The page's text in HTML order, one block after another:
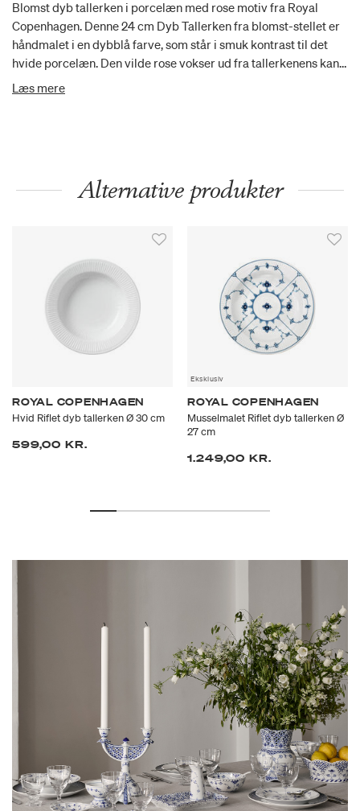
Blomst dyb tallerken i porcelæn med rose motiv fra Royal
Copenhagen. Denne 24 cm Dyb Tallerken fra blomst-stellet er
håndmalet i en dybblå farve, som står i smuk kontrast til det
hvide porcelæn. Den vilde rose vokser ud fra tallerkenens kant
med sine stikkende torne og delikate blomster, der nærmest
Læs mere
Alternative produkter
ROYAL COPENHAGEN
Hvid Riflet dyb tallerken Ø 30 cm
599,00 KR.
Eksklusiv
ROYAL COPENHAGEN
Musselmalet Riflet dyb tallerken Ø
27 cm
1.249,00 KR.